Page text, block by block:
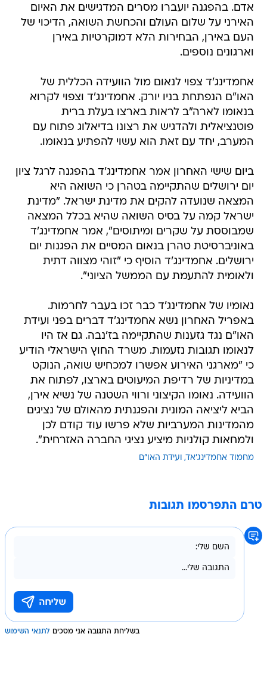
אדם. בהפגנה יועברו מסרים המדגישים את האיום
האירני על שלום העולם והכחשת השואה, הדיכוי של
העם באירן, הבחירות הלא דמוקרטיות באירן
וארגונים נוספים.
אחמדינג'ד צפוי לנאום מול הוועידה הכללית של
האו"ם הנפתחת בניו יורק. אחמדינג'ד וצפוי לקרוא
בנאומו לארה"ב לראות בארצו בעלת ברית
פוטנציאלית ולהדגיש את רצונו בדיאלוג פתוח עם
המערב, יחד עם זאת הוא עשוי להפתיע בנאומו.
ביום שישי האחרון אמר אחמדינג'ד בהפגנה לרגל ציון
יום ירושלים שהתקיימה בטהרן כי השואה היא
המצאה שנועדה להקים את מדינת ישראל. "מדינת
ישראל קמה על בסיס השואה שהיא בכלל המצאה
שמבוססת על שקרים ומיתוסים", אמר אחמדינג'ד
באוניברסיטת טהרן בנאום המסיים את הפגנות יום
ירושלים. אחמדינג'ד הוסיף כי "זוהי מצווה דתית
ולאומית להתעמת עם הממשל הציוני".
נאומיו של אחמדינג'ד כבר זכו בעבר לחרמות.
באפריל האחרון נשא אחמדינג'ד דברים בפני ועידת
האו"ם נגד גזענות שהתקיימה בז'נבה. גם אז היו
לנאומו תגובות נזעמות. משרד החוץ הישראלי הודיע
כי "מארגני האירוע אפשרו למכחיש שואה, הנוקט
במדיניות של רדיפת המיעוטים בארצו, לפתוח את
הוועידה. נאומו הקיצוני ורווי השטנה של נשיא אירן,
הביא ליציאה המונית והפגנתית מהאולם של נציגים
מהמדינות המערביות שלא פרשו עוד קודם לכן
ולמחאות קולניות מיציע נציגי החברה האזרחית".
מחמוד אחמדינג'אד ועידת האו"ם
טרם התפרסמו תגובות
בשליחת התגובה אני מסכים לתנאי השימוש